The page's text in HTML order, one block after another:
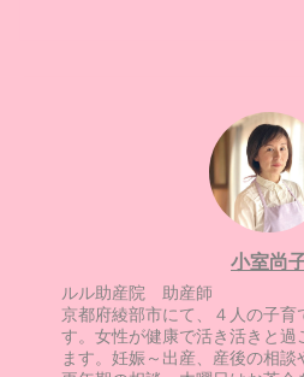
小室尚
ルル助産院 助産師
京都府綾部市にて、４人の子
す。女性が健康で活き活きと過
ます。妊娠～出産、産後の相